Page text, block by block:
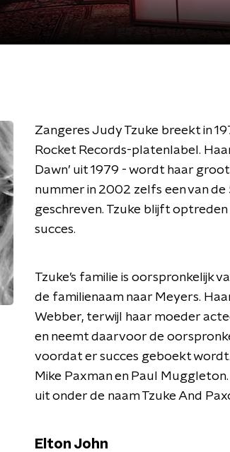
Zangeres Judy Tzuke breekt in
Rocket Records-platenlabel.
Dawn’ uit 1979 - wordt haar
nummer in 2002 zelfs een van
geschreven. Tzuke blijft
succes.
Tzuke’s familie is oorspronkelijk
de familienaam naar Meyers.
Webber, terwijl haar moeder
en neemt daarvoor de
voordat er succes geboekt
Mike Paxman en Paul
uit onder de naam Tzuke And
Elton John